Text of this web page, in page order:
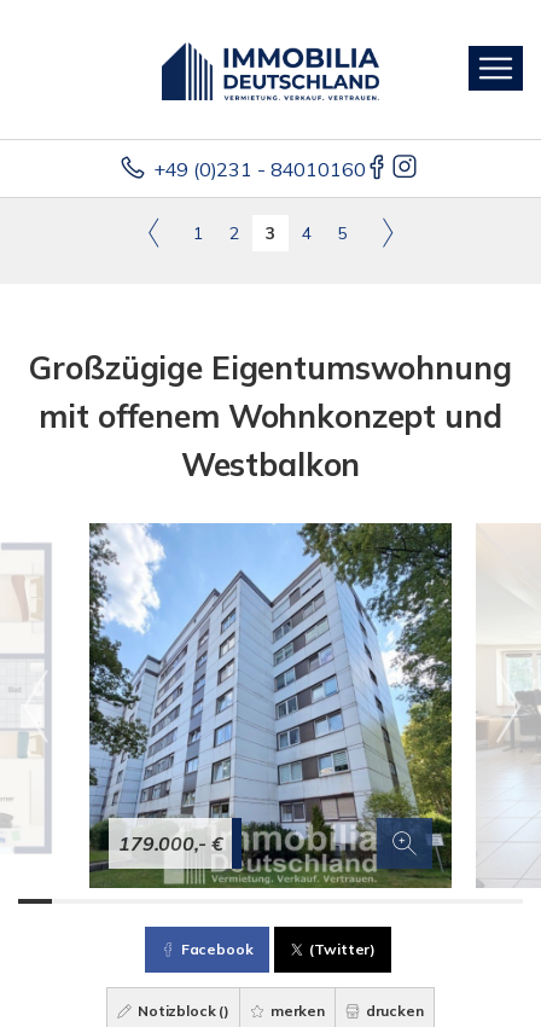
+49 (0)231 - 84010160
1 2 3 4 5
Großzügige Eigentumswohnung
mit offenem Wohnkonzept und
Westbalkon
179.000,- €
Facebook (Twitter)
Notizblock () merken drucken